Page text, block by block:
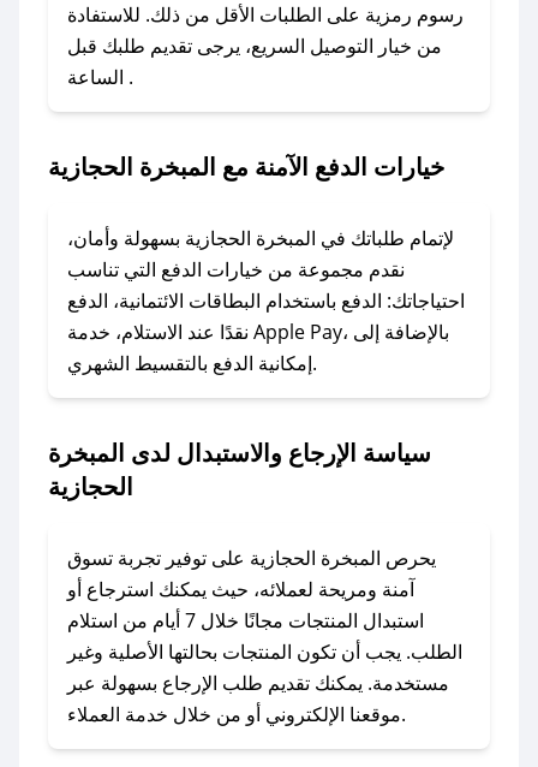
### كيفية استخدام كود خصم المبخرة الحجازية؟
1. انسخ كود الخصم من تطبيق صحصح.
2. الصقه في خانة الدفع عند التسوق من المبخرة
الحجازية.
### ماذا أفعل إذا لم يعمل كود الخصم؟
الرسائل الخاصة على تويتر أو البريد الإلكتروني،
وسنقوم بحل المشكلة في أسرع وقت ممكن.
### ماذا أفعل إذا لم أجد كود خصم لمتجري
المفضل؟
في حال عدم توفر كوبونات لمتجرك المفضل، يمكنك
أسرع وقت ممكن.
المبخرة الحجازية؟
للحصول على كوبونات وخصومات حصرية، قم بما
يلي:
في تطبيق صحصح.
- تابع حسابنا الرسمي على تويتر وقم بتفعيل زر
رسوم رمزية على الطلبات الأقل من ذلك. للاستفادة
من خيار التوصيل السريع، يرجى تقديم طلبك قبل
الساعة .
خيارات الدفع الآمنة مع المبخرة الحجازية
لإتمام طلباتك في المبخرة الحجازية بسهولة وأمان،
نقدم مجموعة من خيارات الدفع التي تناسب
احتياجاتك: الدفع باستخدام البطاقات الائتمانية، الدفع
نقدًا عند الاستلام، خدمة Apple Pay، بالإضافة إلى
إمكانية الدفع بالتقسيط الشهري.
سياسة الإرجاع والاستبدال لدى المبخرة
الحجازية
يحرص المبخرة الحجازية على توفير تجربة تسوق
آمنة ومريحة لعملائه، حيث يمكنك استرجاع أو
استبدال المنتجات مجانًا خلال 7 أيام من استلام
الطلب. يجب أن تكون المنتجات بحالتها الأصلية وغير
مستخدمة. يمكنك تقديم طلب الإرجاع بسهولة عبر
موقعنا الإلكتروني أو من خلال خدمة العملاء.